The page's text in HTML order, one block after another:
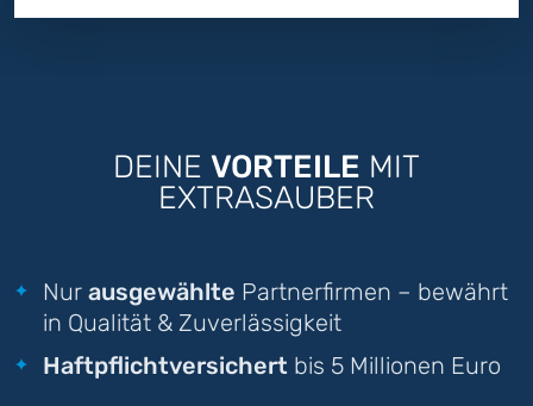
DEINE VORTEILE MIT
EXTRASAUBER
Nur ausgewählte Partnerfirmen – bewährt
in Qualität & Zuverlässigkeit
Haftpflichtversichert bis 5 Millionen Euro